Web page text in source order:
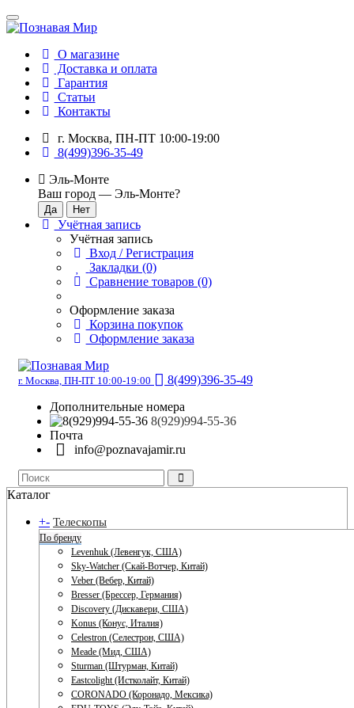
О магазине
Доставка и оплата
Гарантия
Статьи
Контакты
г. Москва, ПН-ПТ 10:00-19:00
8(499)396-35-49
Эль-Монте
Ваш город — Эль-Монте?
Учётная запись
Учётная запись
Вход / Регистрация
Закладки (0)
Сравнение товаров (0)
Оформление заказа
Корзина покупок
Оформление заказа
г. Москва, ПН-ПТ 10:00-19:00
8(499)396-35-49
Дополнительные номера
8(929)994-55-36
Почта
info@poznavajamir.ru
Каталог
+- Телескопы
По бренду
Levenhuk (Левенгук, США)
Sky-Watcher (Скай-Вотчер, Китай)
Veber (Вебер, Китай)
Bresser (Брессер, Германия)
Discovery (Дискавери, США)
Konus (Конус, Италия)
Celestron (Селестрон, США)
Meade (Мид, США)
Sturman (Штурман, Китай)
Eastcolight (Истколайт, Китай)
CORONADO (Коронадо, Мексика)